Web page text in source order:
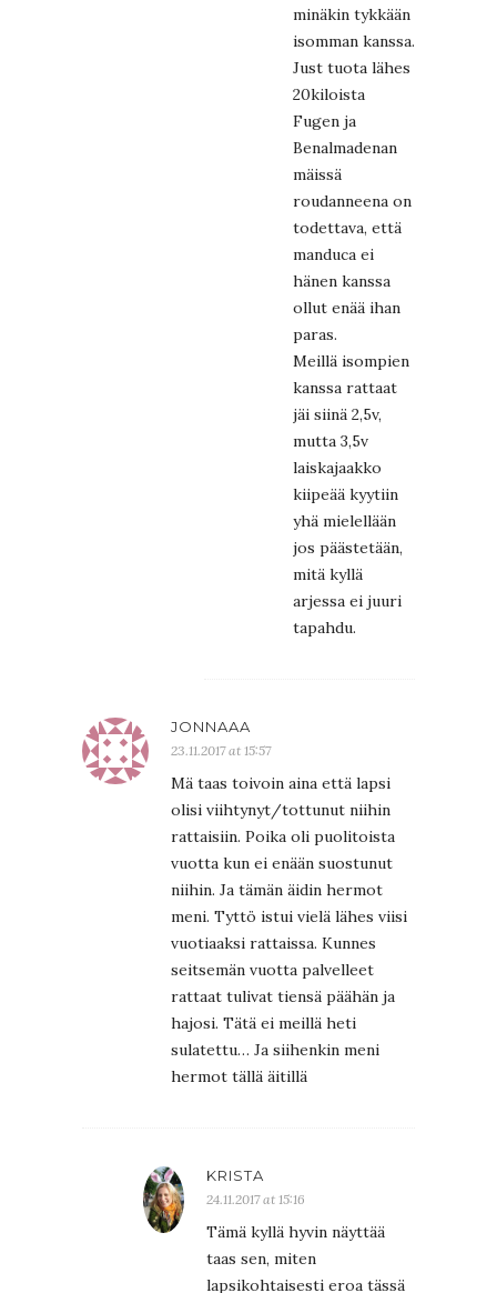
minäkin tykkään
isomman kanssa.
Just tuota lähes
20kiloista
Fugen ja
Benalmadenan
mäissä
roudanneena on
todettava, että
manduca ei
hänen kanssa
ollut enää ihan
paras.
Meillä isompien
kanssa rattaat
jäi siinä 2,5v,
mutta 3,5v
laiskajaakko
kiipeää kyytiin
yhä mielellään
jos päästetään,
mitä kyllä
arjessa ei juuri
tapahdu.
JONNAAA
23.11.2017 at 15:57
Mä taas toivoin aina että lapsi
olisi viihtynyt/tottunut niihin
rattaisiin. Poika oli puolitoista
vuotta kun ei enään suostunut
niihin. Ja tämän äidin hermot
meni. Tyttö istui vielä lähes viisi
vuotiaaksi rattaissa. Kunnes
seitsemän vuotta palvelleet
rattaat tulivat tiensä päähän ja
hajosi. Tätä ei meillä heti
sulatettu… Ja siihenkin meni
hermot tällä äitillä
KRISTA
24.11.2017 at 15:16
Tämä kyllä hyvin näyttää
taas sen, miten
lapsikohtaisesti eroa tässä